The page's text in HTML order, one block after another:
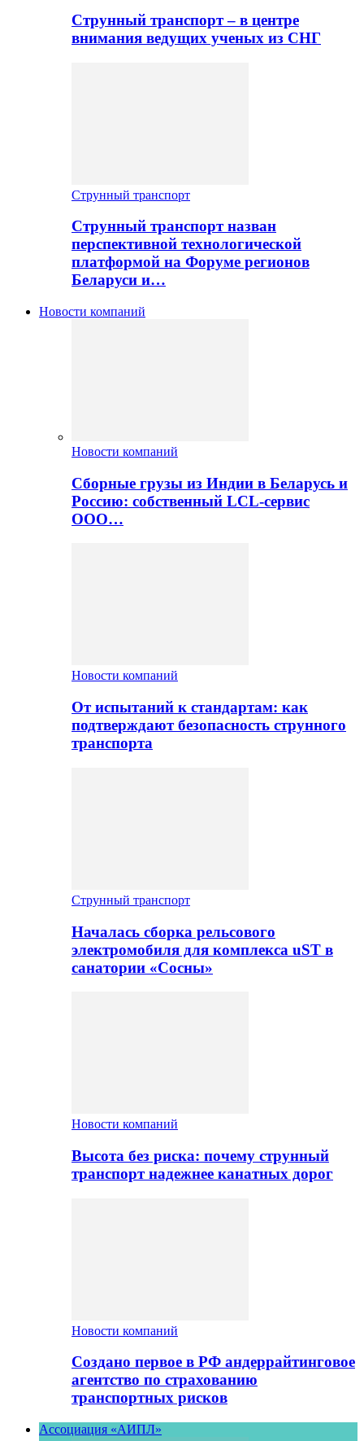
Струнный транспорт – в центре
внимания ведущих ученых из СНГ
Струнный транспорт
Струнный транспорт назван
перспективной технологической
платформой на Форуме регионов
Беларуси и…
Новости компаний
Новости компаний
Сборные грузы из Индии в Беларусь и
Россию: собственный LCL-сервис
ООО…
Новости компаний
От испытаний к стандартам: как
подтверждают безопасность струнного
транспорта
Струнный транспорт
Началась сборка рельсового
электромобиля для комплекса uST в
санатории «Сосны»
Новости компаний
Высота без риска: почему струнный
транспорт надежнее канатных дорог
Новости компаний
Создано первое в РФ андеррайтинговое
агентство по страхованию
транспортных рисков
Ассоциация «АИПЛ»